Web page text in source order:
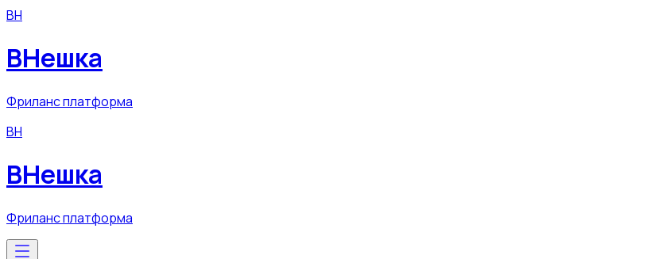
ВН
ВНешка
Фриланс платформа
ВН
ВНешка
Фриланс платформа